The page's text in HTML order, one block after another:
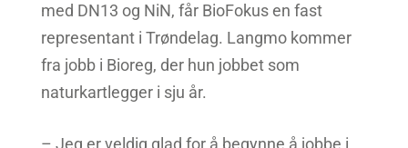
med DN13 og NiN, får BioFokus en fast
representant i Trøndelag. Langmo kommer
fra jobb i Bioreg, der hun jobbet som
naturkartlegger i sju år.
– Jeg er veldig glad for å begynne å jobbe i